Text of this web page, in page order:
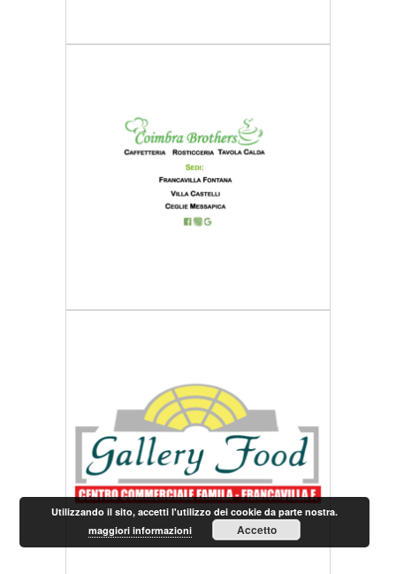
Utilizzando il sito, accetti l'utilizzo dei cookie da parte nostra.
maggiori informazioni
Accetto